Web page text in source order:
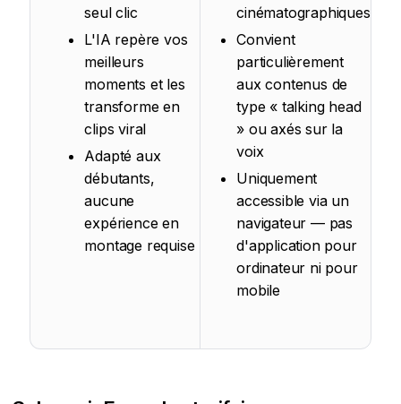
seul clic
L'IA repère vos
meilleurs
moments et les
transforme en
clips viral
Adapté aux
débutants,
aucune
expérience en
montage requise
cinématographiques
Convient
particulièrement
aux contenus de
type « talking head
» ou axés sur la
voix
Uniquement
accessible via un
navigateur — pas
d'application pour
ordinateur ni pour
mobile